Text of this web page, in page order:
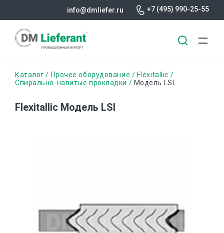
содержанию
info@dmliefer.ru +7 (495) 990-25-55
Строка
Каталог Прочее оборудование
Flexitallic
Спирально-навитые прокладки
Модель LSI
Flexitallic Модель LSI